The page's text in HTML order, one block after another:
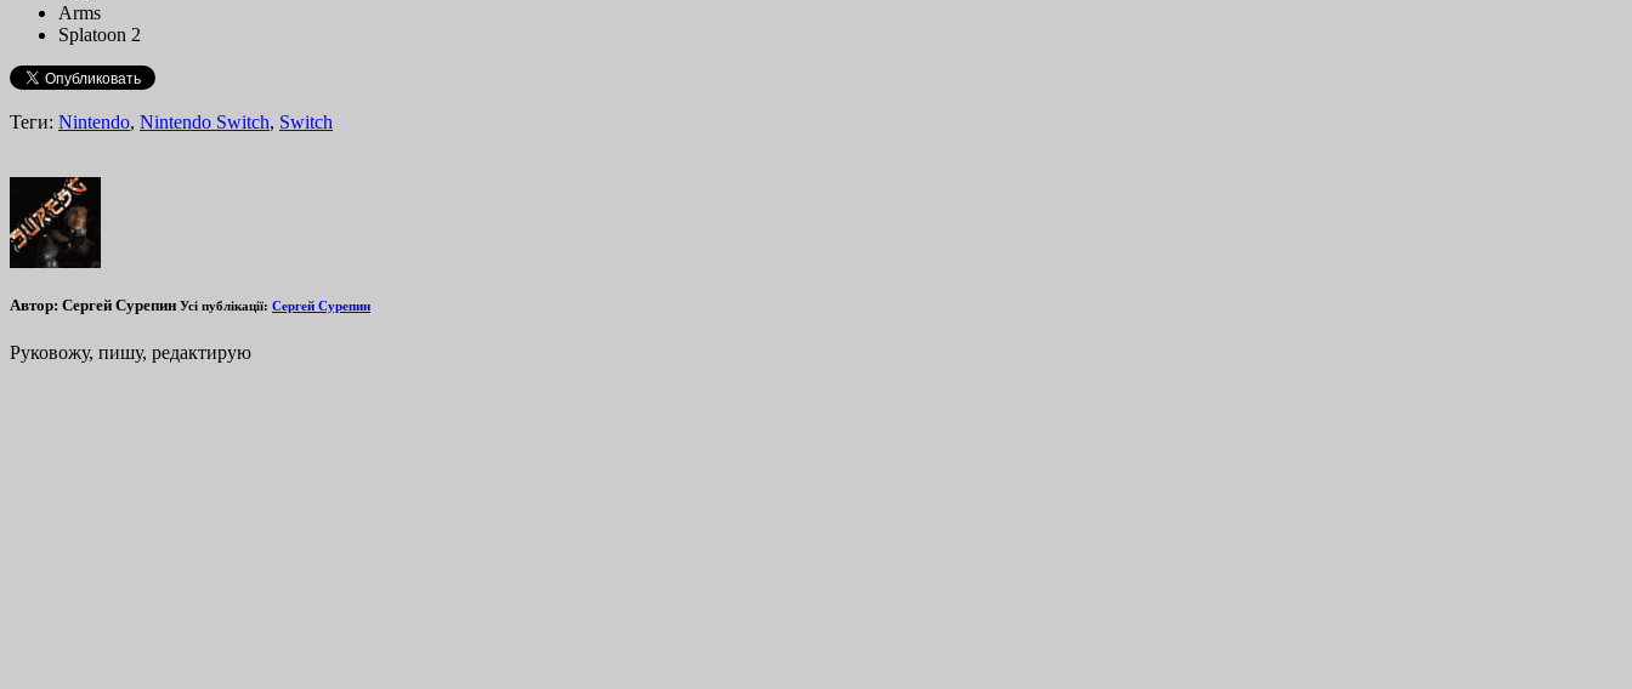
Arms
Splatoon 2
Теги: Nintendo, Nintendo Switch, Switch
Автор: Сергей Сурепин Усі публікації: Сергей Сурепин
Руковожу, пишу, редактирую